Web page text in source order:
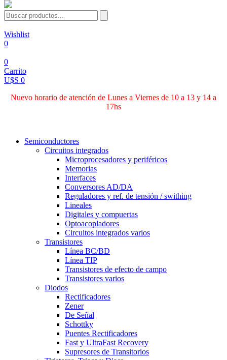
Wishlist
0
0
Carrito
U$S 0
Nuevo horario de atención de Lunes a Viernes de 10 a 13 y 14 a
17hs
Semiconductores
Circuitos integrados
Microprocesadores y periféricos
Memorias
Interfaces
Conversores AD/DA
Reguladores y ref. de tensión / swithing
Lineales
Digitales y compuertas
Optoacopladores
Circuitos integrados varios
Transistores
Línea BC/BD
Línea TIP
Transistores de efecto de campo
Transistores varios
Diodos
Rectificadores
Zener
De Señal
Schottky
Puentes Rectificadores
Fast y UltraFast Recovery
Supresores de Transitorios